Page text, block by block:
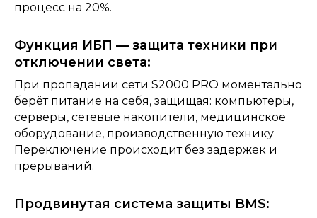
процесс на 20%.
Функция ИБП — защита техники при
отключении света:
При пропадании сети S2000 PRO моментально
берёт питание на себя, защищая: компьютеры,
серверы, сетевые накопители, медицинское
оборудование, производственную технику
Переключение происходит без задержек и
прерываний.
Продвинутая система защиты BMS: